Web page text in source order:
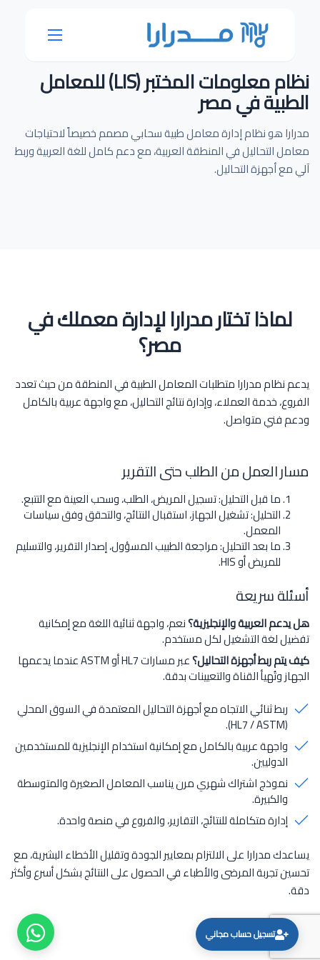
نظام معلومات المختبر (LIS) للمعامل
الطبية في مصر
مدرارا هو نظام إدارة معامل طبية سحابي مصمم خصيصاً لاحتياجات
معامل التحاليل في المنطقة العربية، مع دعم كامل للغة العربية وربط
آلي مع أجهزة التحاليل.
لماذا تختار مدرارا لإدارة معملك في
مصر؟
يدعم نظام مدرارا متطلبات المعامل الطبية في المنطقة من حيث تعدد
الفروع، خدمة العملاء، وإدارة نتائج التحاليل، مع واجهة عربية بالكامل
ودعم فني متواصل.
مسار العمل من الطلب حتى التقرير
ما قبل التحليل: تسجيل المريض، الطلب، وسحب العينة مع التتبع.
التحليل: تشغيل الجهاز، استقبال النتائج، والتحقق وفق سياسات
المعمل.
ما بعد التحليل: مراجعة الطبيب المسؤول، إصدار التقرير، والتسليم
للمريض أو HIS.
أسئلة سريعة
هل يدعم العربية والإنجليزية؟نعم، واجهة ثنائية اللغة مع إمكانية
تفضيل لغة التشغيل لكل مستخدم.
كيف يتم ربط أجهزة التحاليل؟
عبر مسارات HL7 أو ASTM عندما يدعمها
الجهاز وتُهيأ القناة والتعيينات بدقة.
ربط ثنائي الاتجاه مع أجهزة التحاليل المعتمدة في السوق المحلي
(HL7 / ASTM).
واجهة عربية بالكامل مع إمكانية استخدام الإنجليزية للمستخدمين
الدوليين.
نموذج اشتراك شهري مرن يناسب المعامل الصغيرة والمتوسطة
والكبيرة.
إدارة متكاملة للنتائج، التقارير، والفروع في منصة واحدة.
يساعدك مدرارا على الالتزام بمعايير الجودة وتقليل الأخطاء البشرية، مع
تحسين تجربة المرضى والأطباء في الحصول على النتائج بشكل أسرع وأكثر
دقة.
تسجيل حساب مجاني